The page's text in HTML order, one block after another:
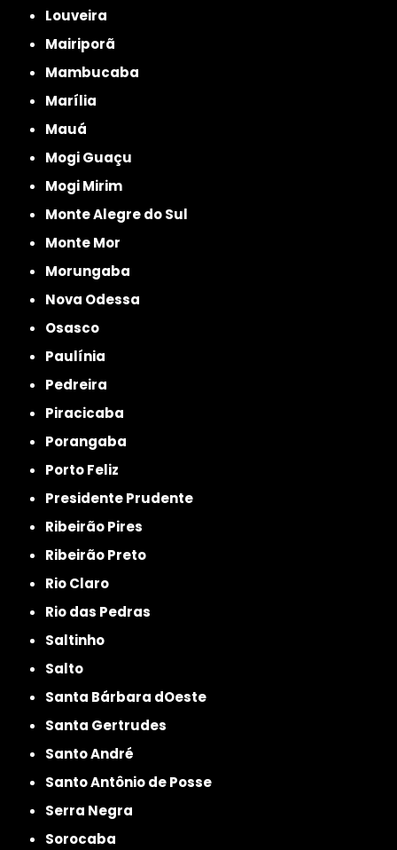
Louveira
Mairiporã
Mambucaba
Marília
Mauá
Mogi Guaçu
Mogi Mirim
Monte Alegre do Sul
Monte Mor
Morungaba
Nova Odessa
Osasco
Paulínia
Pedreira
Piracicaba
Porangaba
Porto Feliz
Presidente Prudente
Ribeirão Pires
Ribeirão Preto
Rio Claro
Rio das Pedras
Saltinho
Salto
Santa Bárbara dOeste
Santa Gertrudes
Santo André
Santo Antônio de Posse
Serra Negra
Sorocaba